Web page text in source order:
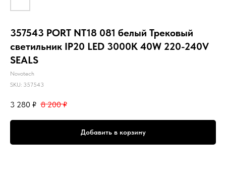
357543 PORT NT18 081 белый Трековый
светильник IP20 LED 3000K 40W 220-240V
SEALS
Novotech
SKU: 357543
3 280 ₽ 8 200 ₽
Добавить в корзину